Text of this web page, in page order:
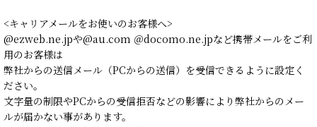
<キャリアメールをお使いのお客様へ>
@ezweb.ne.jpや@au.com ＠docomo.ne.jpなど携帯メールをご利
用のお客様は
弊社からの送信メール（PCからの送信）を受信できるように設定く
ださい。
文字量の制限やPCからの受信拒否などの影響により弊社からのメー
ルが届かない事があります。